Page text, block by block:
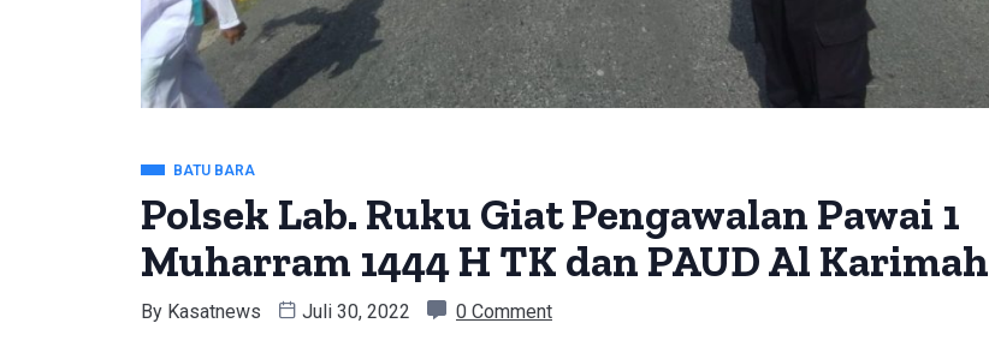
BATU BARA
Polsek Lab. Ruku Giat Pengawalan Pawai 1
Muharram 1444 H TK dan PAUD Al Karimah
By Kasatnews Juli 30, 2022 0 Comment